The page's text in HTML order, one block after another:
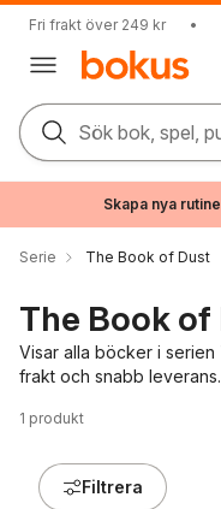
Fri frakt över 249 kr •
Sök bok, spel,
Skapa nya
Serie The Book of Dust
The Book of
Visar alla böcker i
frakt och snabb leverans.
1 produkt
Filtrera